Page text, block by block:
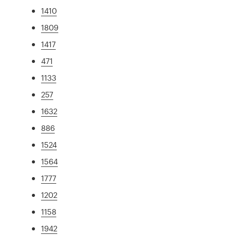
1410
1809
1417
471
1133
257
1632
886
1524
1564
1777
1202
1158
1942